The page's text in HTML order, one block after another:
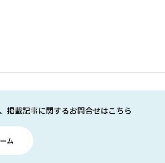
掲載記事に関するお問合せはこちら
ム